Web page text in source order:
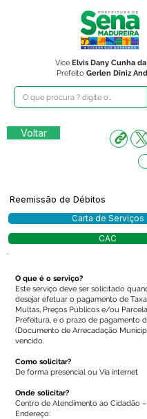
Prefeito Gerlen Diniz
Vice Elvis Dany Cunha
Voltar
Reemissão de Débitos
Carta de Serviços
CAC
O que é o serviço?
Este serviço deve ser solicitado
desejar efetuar o pagamento de
Multas, Preços Públicos e/ou
Prefeitura, e o prazo de pagamento
(Documento de Arrecadação
vencido.
Como solicitar?
De forma presencial ou Via internet
Onde solicitar?
Centro de Atendimento ao Cidadão –
Endereço: